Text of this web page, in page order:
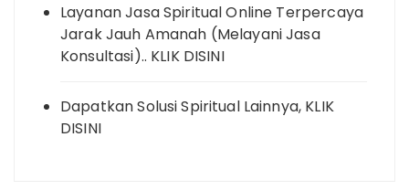
Layanan Jasa Spiritual Online Terpercaya
Jarak Jauh Amanah (Melayani Jasa
Konsultasi).. KLIK DISINI
Dapatkan Solusi Spiritual Lainnya, KLIK
DISINI